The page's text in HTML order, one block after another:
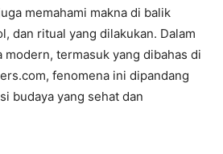
memahami makna di balik
dan ritual yang dilakukan. Dalam
modern, termasuk yang dibahas di
fenomena ini dipandang
budaya yang sehat dan